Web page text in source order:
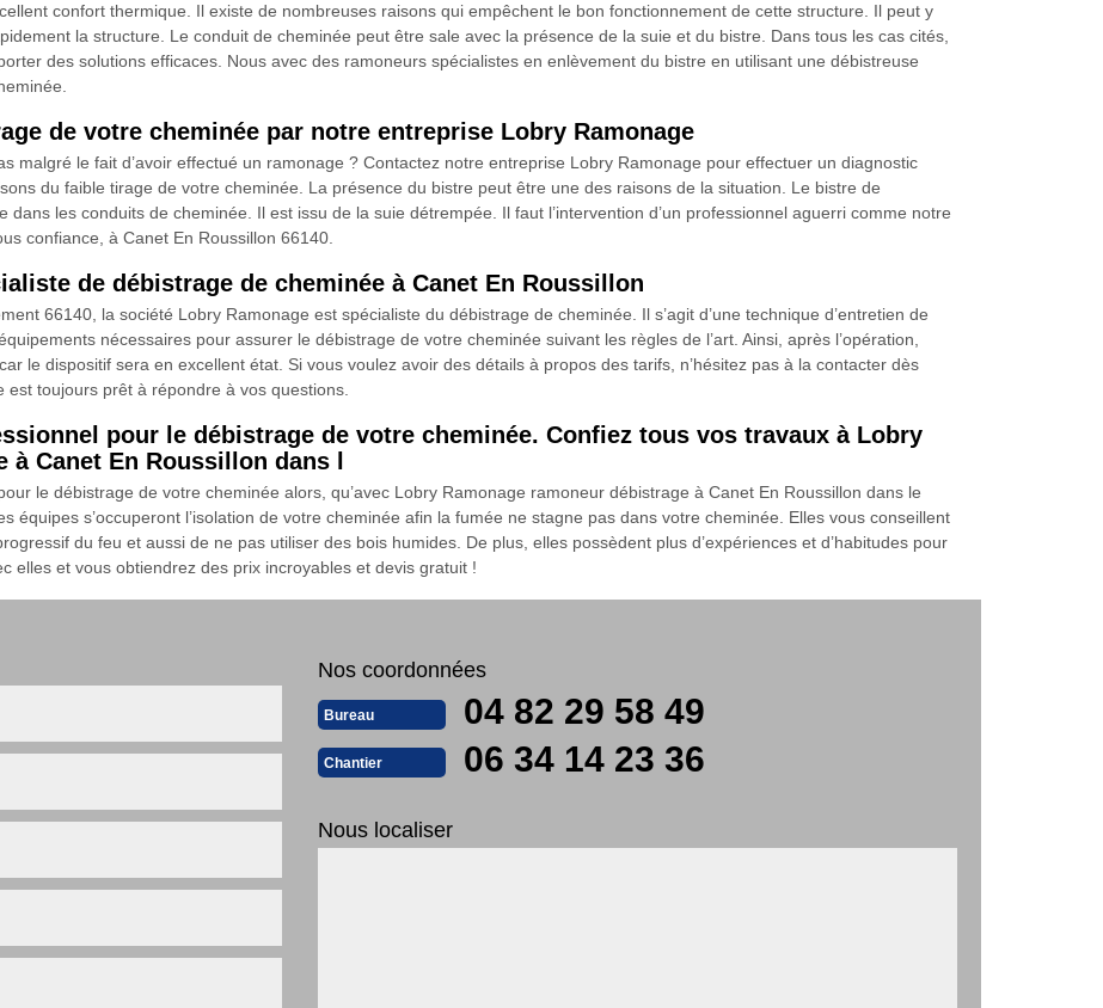
confort thermique. Il existe de nombreuses raisons qui empêchent le bon fonctionnement de cette structure. Il peut y
la structure. Le conduit de cheminée peut être sale avec la présence de la suie et du bistre. Dans tous les cas cités,
des solutions efficaces. Nous avec des ramoneurs spécialistes en enlèvement du bistre en utilisant une débistreuse
de votre cheminée par notre entreprise Lobry Ramonage
malgré le fait d’avoir effectué un ramonage ? Contactez notre entreprise Lobry Ramonage pour effectuer un diagnostic
du faible tirage de votre cheminée. La présence du bistre peut être une des raisons de la situation. Le bistre de
les conduits de cheminée. Il est issu de la suie détrempée. Il faut l’intervention d’un professionnel aguerri comme notre
confiance, à Canet En Roussillon 66140.
de débistrage de cheminée à Canet En Roussillon
66140, la société Lobry Ramonage est spécialiste du débistrage de cheminée. Il s’agit d’une technique d’entretien de
nécessaires pour assurer le débistrage de votre cheminée suivant les règles de l’art. Ainsi, après l’opération,
le dispositif sera en excellent état. Si vous voulez avoir des détails à propos des tarifs, n’hésitez pas à la contacter dès
toujours prêt à répondre à vos questions.
pour le débistrage de votre cheminée. Confiez tous vos travaux à Lobry
Canet En Roussillon dans l
le débistrage de votre cheminée alors, qu’avec Lobry Ramonage ramoneur débistrage à Canet En Roussillon dans le
équipes s’occuperont l’isolation de votre cheminée afin la fumée ne stagne pas dans votre cheminée. Elles vous conseillent
du feu et aussi de ne pas utiliser des bois humides. De plus, elles possèdent plus d’expériences et d’habitudes pour
elles et vous obtiendrez des prix incroyables et devis gratuit !
Nos coordonnées
Bureau 04 82 29 58 49
Chantier 06 34 14 23 36
Nous localiser